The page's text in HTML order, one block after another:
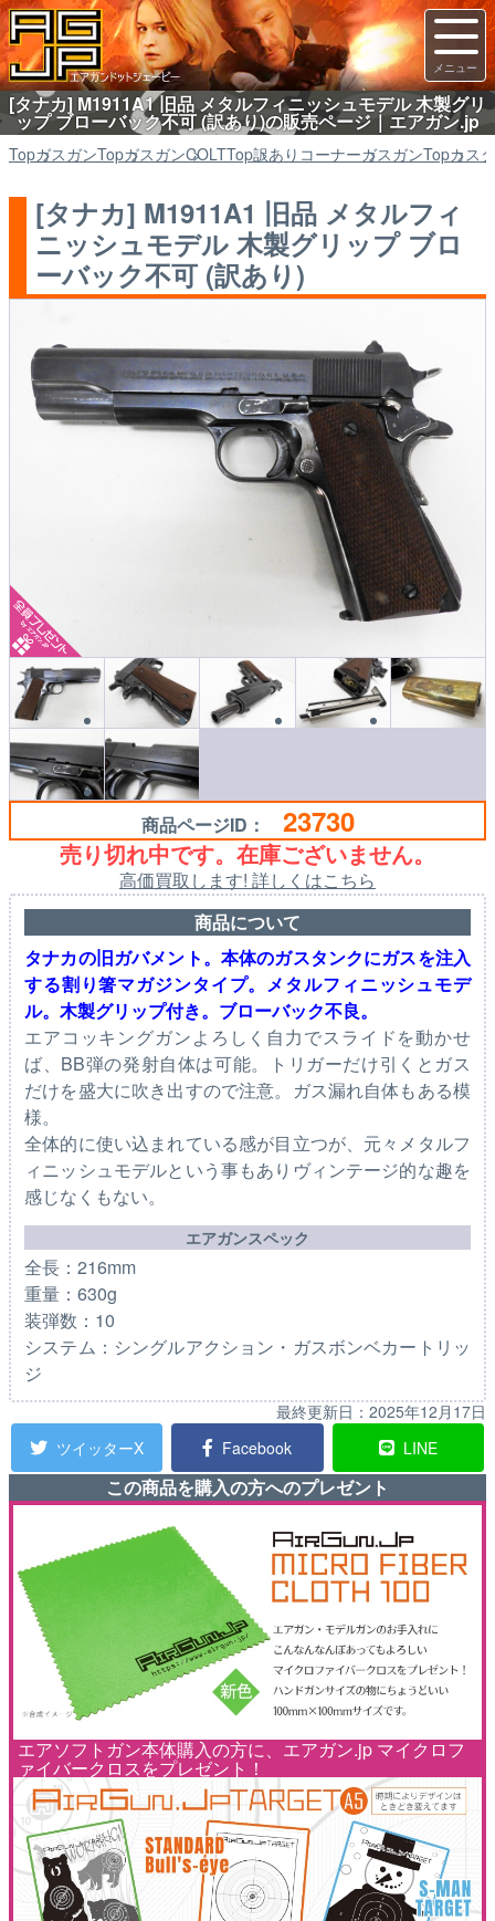
[タナカ] M1911A1 旧品 メタルフィニッシュモデル 木製グリ
ップ ブローバック不可 (訳あり)の販売ページ｜エアガン.jp
TopガスガンTopガスガンCOLTTop訳ありコーナーガスガンTopカス
[タナカ] M1911A1 旧品 メタルフィ
ニッシュモデル 木製グリップ ブロ
ーバック不可 (訳あり)
商品ページID： 23730
売り切れ中です。在庫ございません。
高価買取します! 詳しくはこちら
商品について
タナカの旧ガバメント。本体のガスタンクにガスを注入
する割り箸マガジンタイプ。メタルフィニッシュモデ
ル。木製グリップ付き。ブローバック不良。
エアコッキングガンよろしく自力でスライドを動かせ
ば、BB弾の発射自体は可能。トリガーだけ引くとガス
だけを盛大に吹き出すので注意。ガス漏れ自体もある模
様。
全体的に使い込まれている感が目立つが、元々メタルフ
ィニッシュモデルという事もありヴィンテージ的な趣を
感じなくもない。
エアガンスペック
全長：216mm
重量：630g
装弾数：10
システム：シングルアクション・ガスボンベカートリッ
ジ
最終更新日： 2025年12月17日
ツイッターX
Facebook LINE
この商品を購入の方へのプレゼント
エアソフトガン本体購入の方に、エアガン.jp マイクロフ
ァイバークロスをプレゼント！